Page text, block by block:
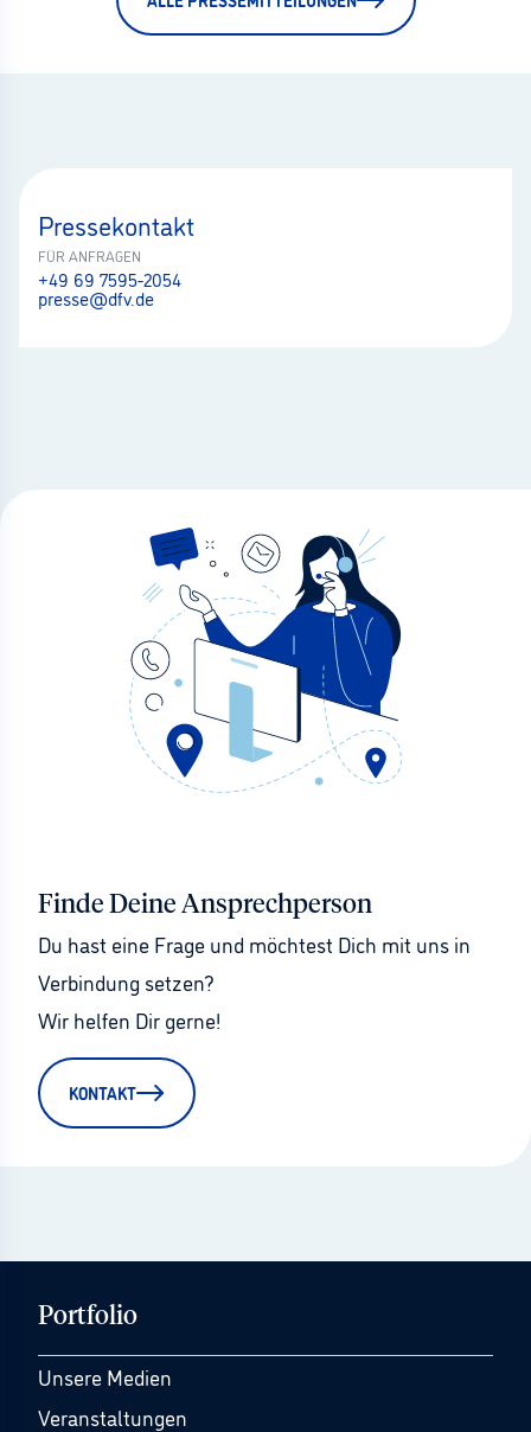
Pressekontakt
FÜR ANFRAGEN
+49 69 7595-2054
presse@dfv.de
Finde Deine Ansprechperson
Du hast eine Frage und möchtest Dich mit uns in
Verbindung setzen?
Wir helfen Dir gerne!
KONTAKT
Portfolio
Unsere Medien
Veranstaltungen